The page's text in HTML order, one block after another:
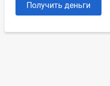
Получить деньги